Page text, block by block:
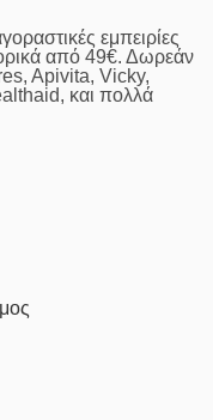
εμπειρίες
από 49€. Δωρεάν
Apivita, Vicky,
και πολλά